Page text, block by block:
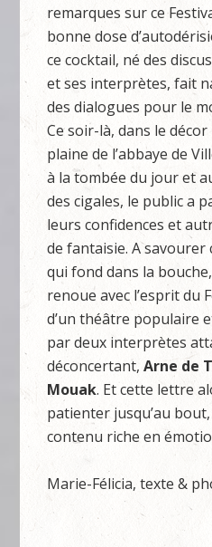
remarques sur ce
bonne dose
ce cocktail, né des
et ses interprètes, fait
des dialogues pour le
Ce soir-là, dans le
plaine de l’abbaye de
à la tombée du jour et
des cigales, le public a
leurs confidences et
de fantaisie. A
qui fond dans la
renoue avec l’esprit du
d’un théâtre populaire
par deux interprètes
déconcertant,Arne de
Mouak. Et cette lettre
patienter jusqu’au
contenu riche en
Marie-Félicia, texte &